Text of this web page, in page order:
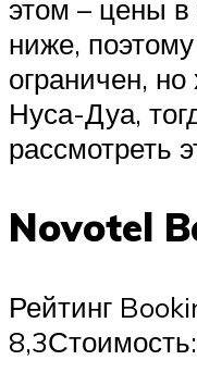
этом – цены в
ниже,
ограничен,
Нуса-Дуа,
рассмотреть
Novotel
Рейтинг